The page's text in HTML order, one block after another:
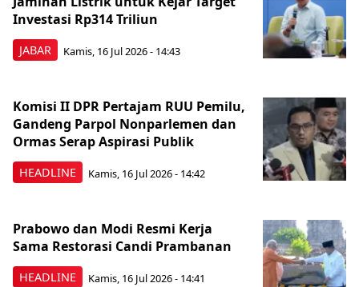
JABAR
Investasi Rp314 Triliun
Kamis, 16 Jul 2026 - 14:43
HEADLINE
Komisi II DPR Pertajam RUU Pemilu,
Gandeng Parpol Nonparlemen dan
Ormas Serap Aspirasi Publik
Kamis, 16 Jul 2026 - 14:42
HEADLINE
Prabowo dan Modi Resmi Kerja
Sama Restorasi Candi Prambanan
Kamis, 16 Jul 2026 - 14:41